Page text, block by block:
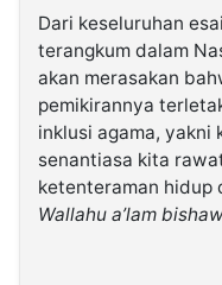
Dari keseluruhan
terangkum dalam
akan merasakan
pemikirannya
inklusi agama, yakni
senantiasa kita
ketenteraman hidup
Wallahu a’lam